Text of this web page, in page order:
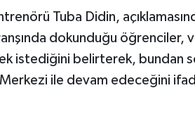
Tuba Didin,
dokunduğu öğrenciler,
istediğini belirterek, bundan
ile devam edeceğini